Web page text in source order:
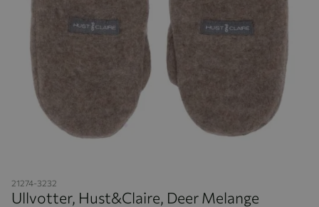
21274-3232
Ullvotter, Hust&Claire, Deer Melange